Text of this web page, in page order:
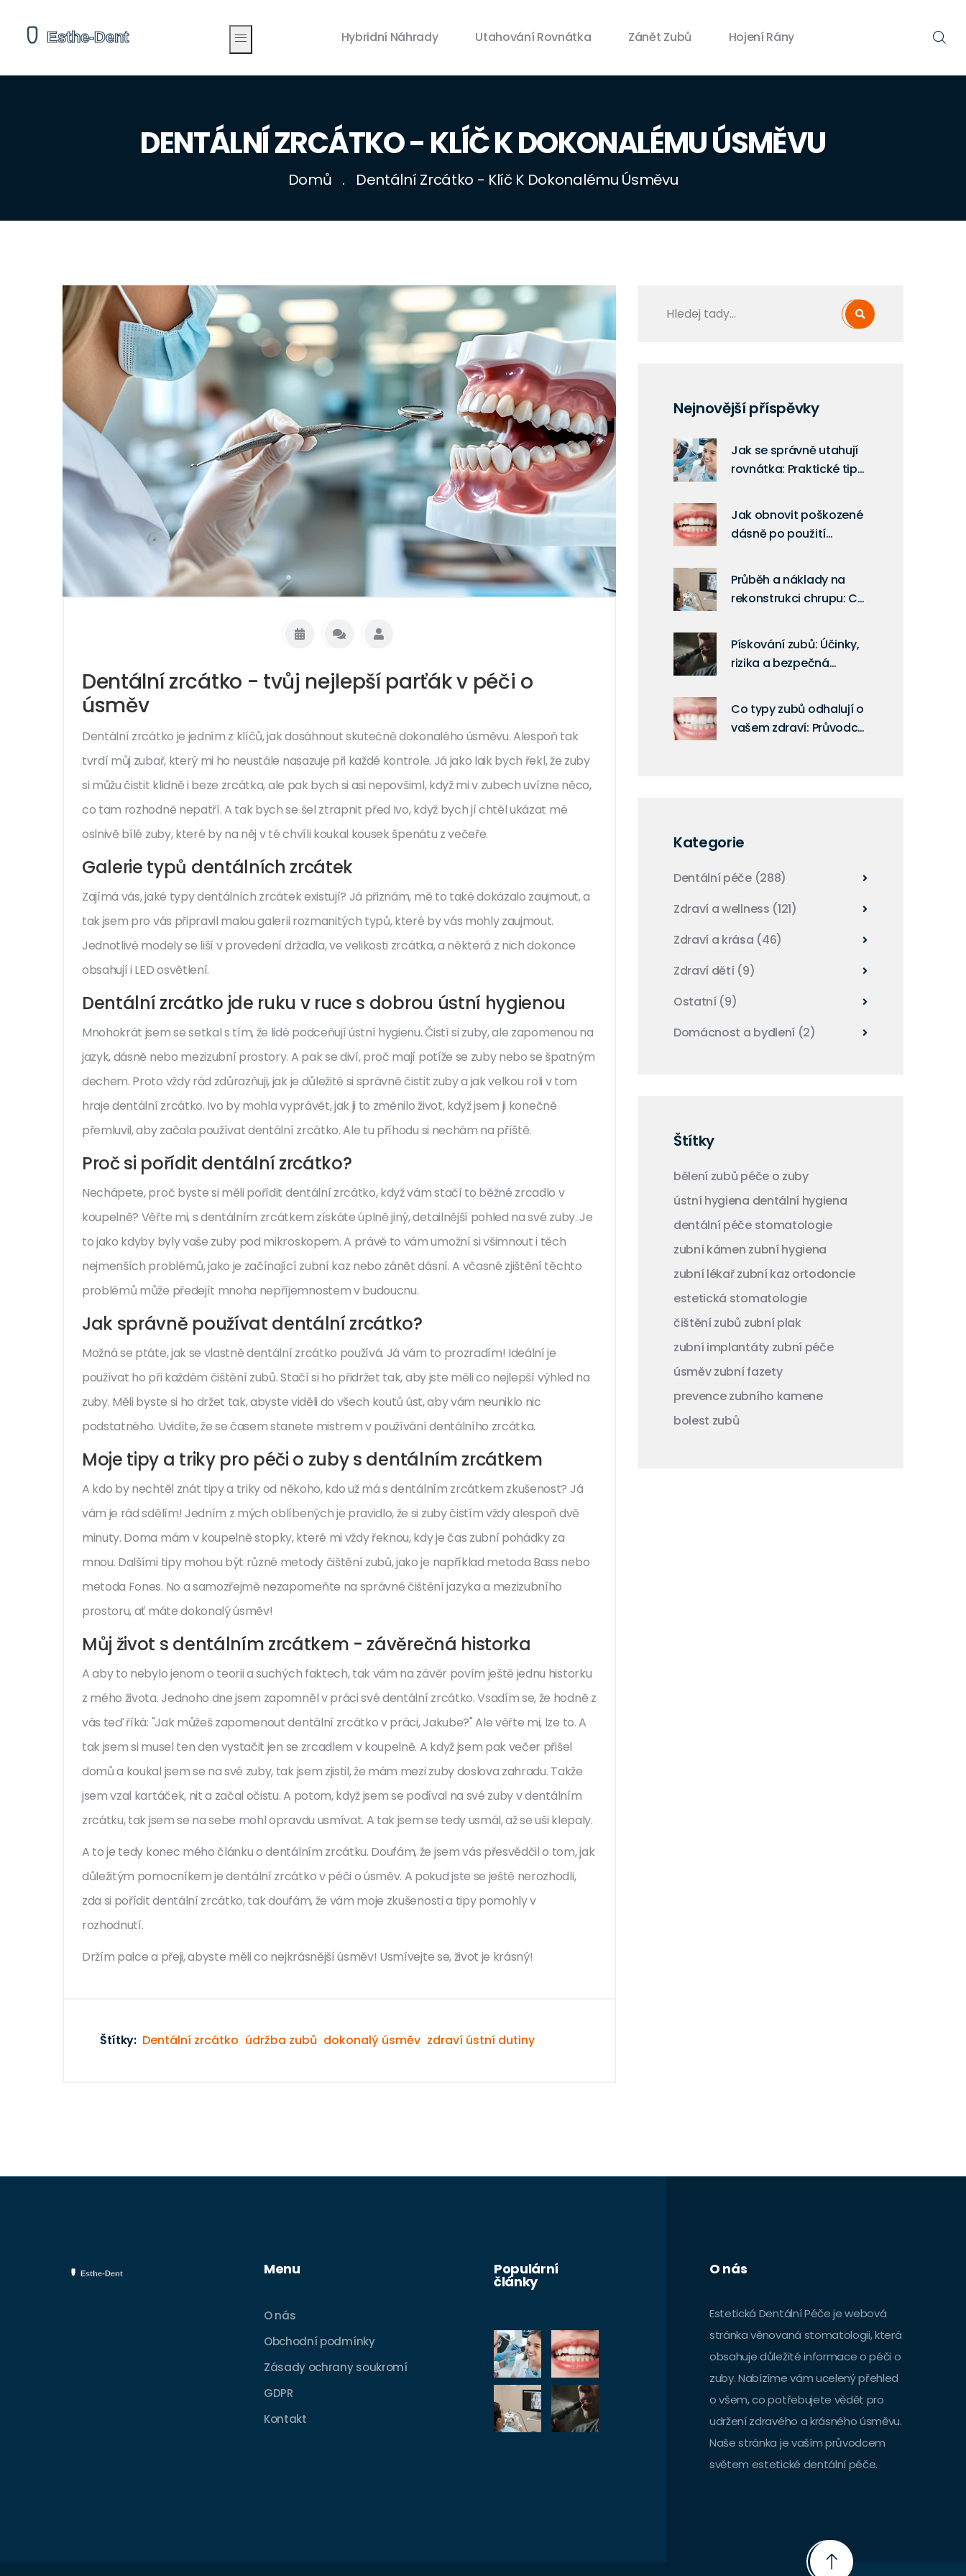
Hybridní Náhrady Utahování Rovnátka Zánět Zubů Hojení Rány
DENTÁLNÍ ZRCÁTKO - KLÍČ K DOKONALÉMU ÚSMĚVU
Domů Dentální Zrcátko - Klíč K Dokonalému Úsměvu
Dentální zrcátko - tvůj nejlepší parťák v péči o
úsměv
Dentální zrcátko je jedním z klíčů, jak dosáhnout skutečně dokonalého úsměvu. Alespoň tak
tvrdí můj zubař, který mi ho neustále nasazuje při každé kontrole. Já jako laik bych řekl, že zuby
si můžu čistit klidně i beze zrcátka, ale pak bych si asi nepovšiml, když mi v zubech uvízne něco,
co tam rozhodně nepatří. A tak bych se šel ztrapnit před Ivo, když bych jí chtěl ukázat mé
oslnivě bílé zuby, které by na něj v té chvíli koukal kousek špenátu z večeře.
Galerie typů dentálních zrcátek
Zajímá vás, jaké typy dentálních zrcátek existují? Já přiznám, mě to také dokázalo zaujmout, a
tak jsem pro vás připravil malou galerii rozmanitých typů, které by vás mohly zaujmout.
Jednotlivé modely se liší v provedení držadla, ve velikosti zrcátka, a některá z nich dokonce
obsahují i LED osvětlení.
Dentální zrcátko jde ruku v ruce s dobrou ústní hygienou
Mnohokrát jsem se setkal s tím, že lidé podceňují ústní hygienu. Čistí si zuby, ale zapomenou na
jazyk, dásně nebo mezizubní prostory. A pak se diví, proč mají potíže se zuby nebo se špatným
dechem. Proto vždy rád zdůrazňuji, jak je důležité si správně čistit zuby a jak velkou roli v tom
hraje dentální zrcátko. Ivo by mohla vyprávět, jak ji to změnilo život, když jsem ji konečně
přemluvil, aby začala používat dentální zrcátko. Ale tu příhodu si nechám na příště.
Proč si pořídit dentální zrcátko?
Nechápete, proč byste si měli pořídit dentální zrcátko, když vám stačí to běžné zrcadlo v
koupelně? Věřte mi, s dentálním zrcátkem získáte úplně jiný, detailnější pohled na své zuby. Je
to jako kdyby byly vaše zuby pod mikroskopem. A právě to vám umožní si všimnout i těch
nejmenších problémů, jako je začínající zubní kaz nebo zánět dásní. A včasné zjištění těchto
problémů může předejít mnoha nepříjemnostem v budoucnu.
Jak správně používat dentální zrcátko?
Možná se ptáte, jak se vlastně dentální zrcátko používá. Já vám to prozradím! Ideální je
používat ho při každém čištění zubů. Stačí si ho přidržet tak, aby jste měli co nejlepší výhled na
zuby. Měli byste si ho držet tak, abyste viděli do všech koutů úst, aby vám neuniklo nic
podstatného. Uvidíte, že se časem stanete mistrem v používání dentálního zrcátka.
Moje tipy a triky pro péči o zuby s dentálním zrcátkem
A kdo by nechtěl znát tipy a triky od někoho, kdo už má s dentálním zrcátkem zkušenost? Já
vám je rád sdělím! Jedním z mých oblíbených je pravidlo, že si zuby čistím vždy alespoň dvě
minuty. Doma mám v koupelně stopky, které mi vždy řeknou, kdy je čas zubní pohádky za
mnou. Dalšími tipy mohou být různé metody čištění zubů, jako je například metoda Bass nebo
metoda Fones. No a samozřejmě nezapomeňte na správné čištění jazyka a mezizubního
prostoru, ať máte dokonalý úsměv!
Můj život s dentálním zrcátkem - závěrečná historka
A aby to nebylo jenom o teorii a suchých faktech, tak vám na závěr povím ještě jednu historku
z mého života. Jednoho dne jsem zapomněl v práci své dentální zrcátko. Vsadím se, že hodně z
vás teď říká: "Jak můžeš zapomenout dentální zrcátko v práci, Jakube?" Ale věřte mi, lze to. A
tak jsem si musel ten den vystačit jen se zrcadlem v koupelně. A když jsem pak večer přišel
domů a koukal jsem se na své zuby, tak jsem zjistil, že mám mezi zuby doslova zahradu. Takže
jsem vzal kartáček, nit a začal očistu. A potom, když jsem se podíval na své zuby v dentálním
zrcátku, tak jsem se na sebe mohl opravdu usmívat. A tak jsem se tedy usmál, až se uši klepaly.
A to je tedy konec mého článku o dentálním zrcátku. Doufám, že jsem vás přesvědčil o tom, jak
důležitým pomocníkem je dentální zrcátko v péči o úsměv. A pokud jste se ještě nerozhodli,
zda si pořídit dentální zrcátko, tak doufám, že vám moje zkušenosti a tipy pomohly v
rozhodnutí.
Držím palce a přeji, abyste měli co nejkrásnější úsměv! Usmívejte se, život je krásný!
Štítky: Dentální zrcátko údržba zubů dokonalý úsměv zdraví ústní dutiny
Nejnovější příspěvky
Jak se správně utahují
rovnátka: Praktické tipy
Jak obnovit poškozené
dásně po použití
Průběh a náklady na
rekonstrukci chrupu: Co
Pískování zubů: Účinky,
rizika a bezpečná
Co typy zubů odhalují o
vašem zdraví: Průvodce
Kategorie
Dentální péče (288)
Zdraví a wellness (121)
Zdraví a krása (46)
Zdraví dětí (9)
Ostatní (9)
Domácnost a bydlení (2)
Štítky
bělení zubů péče o zuby
ústní hygiena dentální hygiena
dentální péče stomatologie
zubní kámen zubní hygiena
zubní lékařzubní kaz ortodoncie
estetická stomatologie
čištění zubů zubní plak
zubní implantáty zubní péče
úsměvzubní fazety
prevence zubního kamene
bolest zubů
Menu
O nás
Obchodní podmínky
Zásady ochrany soukromí
GDPR
Kontakt
Populární
články
O nás
Estetická Dentální Péče je webová
stránka věnovaná stomatologii, která
obsahuje důležité informace o péči o
zuby. Nabízíme vám ucelený přehled
o všem, co potřebujete vědět pro
udržení zdravého a krásného úsměvu.
Naše stránka je vaším průvodcem
světem estetické dentální péče.